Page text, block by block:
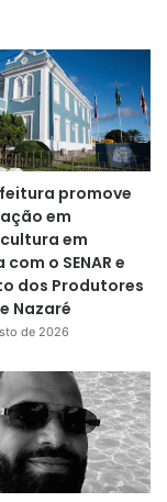
promove
em
em
o SENAR e
dos Produtores
Nazaré
de 2026